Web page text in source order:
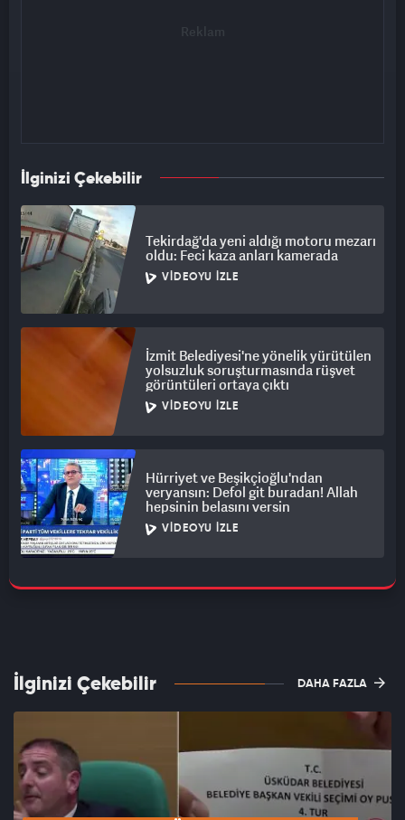
İlginizi Çekebilir
Tekirdağ'da yeni aldığı motoru mezarı
oldu: Feci kaza anları kamerada
VIDEOYU İZLE
İzmit Belediyesi'ne yönelik yürütülen
yolsuzluk soruşturmasında rüşvet
görüntüleri ortaya çıktı
VIDEOYU İZLE
Hürriyet ve Beşikçioğlu'ndan
veryansın: Defol git buradan! Allah
hepsinin belasını versin
VIDEOYU İZLE
İlginizi Çekebilir DAHA FAZLA